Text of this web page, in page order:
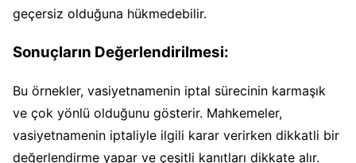
geçersiz olduğuna hükmedebilir.
Sonuçların Değerlendirilmesi:
Bu örnekler, vasiyetnamenin iptal sürecinin karmaşık
ve çok yönlü olduğunu gösterir. Mahkemeler,
vasiyetnamenin iptaliyle ilgili karar verirken dikkatli bir
değerlendirme yapar ve çeşitli kanıtları dikkate alır.